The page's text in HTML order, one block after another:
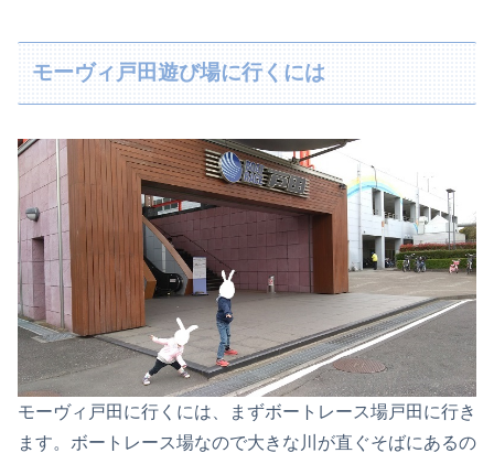
モーヴィ戸田遊び場に行くには
モーヴィ戸田に行くには、まずボートレース場戸田に行き
ます。ボートレース場なので大きな川が直ぐそばにあるの